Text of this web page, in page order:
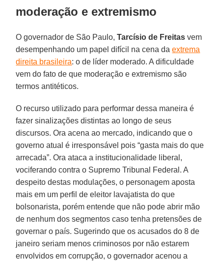
moderação e extremismo
O governador de São Paulo,Tarcísio de Freitas vem
desempenhando um papel difícil na cena daextrema
direita brasileira: o de líder moderado. A dificuldade
vem do fato de que moderação e extremismo são
termos antitéticos.
O recurso utilizado para performar dessa maneira é
fazer sinalizações distintas ao longo de seus
discursos. Ora acena ao mercado, indicando que o
governo atual é irresponsável pois “gasta mais do que
arrecada”. Ora ataca a institucionalidade liberal,
vociferando contra o Supremo Tribunal Federal. A
despeito destas modulações, o personagem aposta
mais em um perfil de eleitor lavajatista do que
bolsonarista, porém entende que não pode abrir mão
de nenhum dos segmentos caso tenha pretensões de
governar o país. Sugerindo que os acusados do 8 de
janeiro seriam menos criminosos por não estarem
envolvidos em corrupção, o governador acenou a